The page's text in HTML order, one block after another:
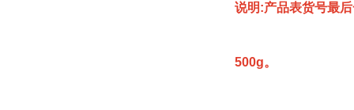
说明:产品表货号最
500g。